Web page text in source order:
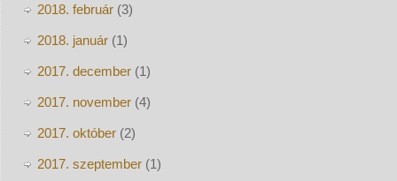
2018. február(3)
2018. január(1)
2017. december(1)
2017. november(4)
2017. október(2)
2017. szeptember(1)